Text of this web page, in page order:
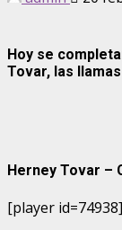
Hoy se
Tovar, las
Herney Tovar –
[player id=74938]